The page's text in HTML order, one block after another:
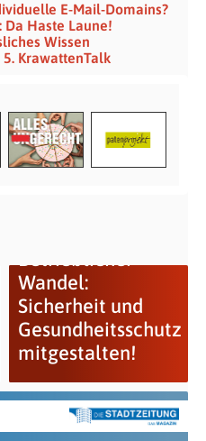
E-Mail-Domains?
Haste Laune!
Wissen
KrawattenTalk
Betrieblicher
Wandel:
Sicherheit und
Gesundheitsschutz
mitgestalten!